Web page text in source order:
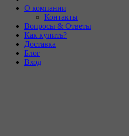
О компании
Контакты
Вопросы & Ответы
Как купить?
Доставка
Блог
Вход